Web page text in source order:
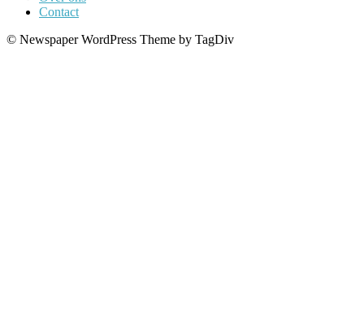
Contact
© Newspaper WordPress Theme by TagDiv